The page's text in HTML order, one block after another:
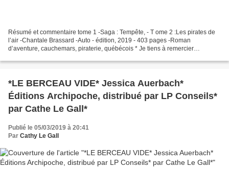
Résumé et commentaire tome 1 -Saga : Tempête, - T ome 2 :Les pirates de
l’air -Chantale Brassard -Auto - édition, 2019 - 403 pages -Roman
d’aventure, cauchemars, piraterie, québécois * Je tiens à remercier
*LE BERCEAU VIDE* Jessica Auerbach*
Éditions Archipoche, distribué par LP Conseils*
par Cathe Le Gall*
Publié le 05/03/2019 à 20:41
Par Cathy Le Gall